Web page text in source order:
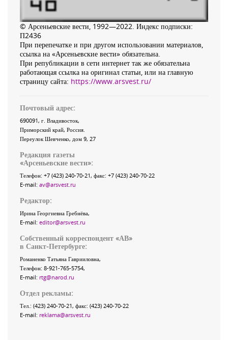
© Арсеньевские вести, 1992—2022. Индекс подписки:
П2436
При перепечатке и при другом использовании материалов,
ссылка на «Арсеньевские вести» обязательна.
При републикации в сети интернет так же обязательна
работающая ссылка на оригинал статьи, или на главную
страницу сайта: https://www.arsvest.ru/
Почтовый адрес:
690091, г. Владивосток,
Приморский край, Россия
Переулок Шевченко, дом 9, 27
Редакция газеты
«Арсеньевские вести»:
Телефон: +7 (423) 240-70-21, факс: +7 (423) 240-70-22
E-mail: av@arsvest.ru
Редактор:
Ирина Георгиевна Гребнёва,
E-mail: editor@arsvest.ru
Собственный корреспондент «АВ»
в Санкт-Петербурге:
Романенко Татьяна Гаврииловна,
Телефон: 8-921-765-5754,
E-mail: rtg@narod.ru
Отдел рекламы:
Тел.: (423) 240-70-21, факс: (423) 240-70-22
E-mail: reklama@arsvest.ru